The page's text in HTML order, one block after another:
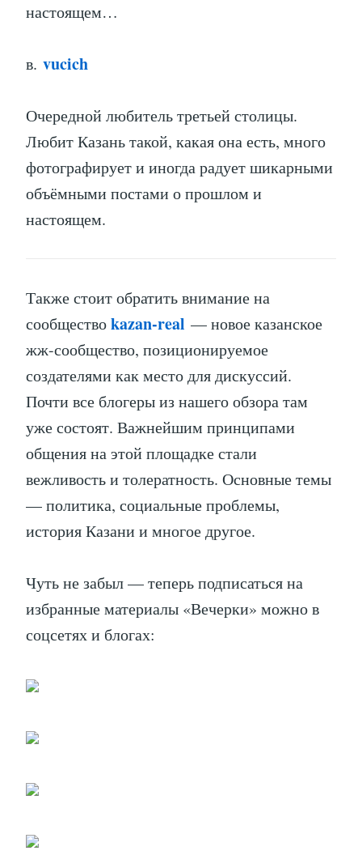
настоящем…
в. vucich
Очередной любитель третьей столицы.
Любит Казань такой, какая она есть, много
фотографирует и иногда радует шикарными
объёмными постами о прошлом и
настоящем.
Также стоит обратить внимание на
сообществоkazan-real — новое казанское
жж-сообщество, позиционируемое
создателями как место для дискуссий.
Почти все блогеры из нашего обзора там
уже состоят. Важнейшим принципами
общения на этой площадке стали
вежливость и толератность. Основные темы
— политика, социальные проблемы,
история Казани и многое другое.
Чуть не забыл — теперь подписаться на
избранные материалы «Вечерки» можно в
соцсетях и блогах: